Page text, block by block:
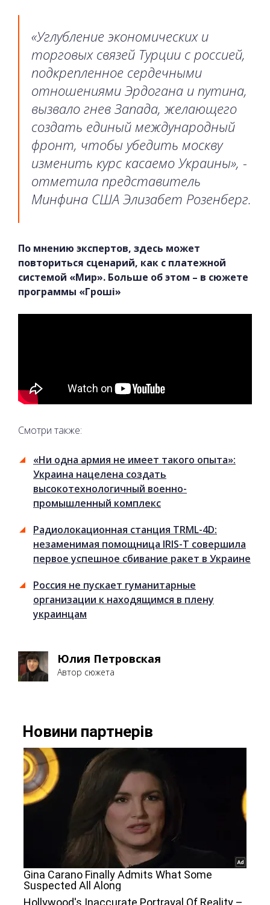
«Углубление экономических и
торговых связей Турции с россией,
подкрепленное сердечными
отношениями Эрдогана и путина,
вызвало гнев Запада, желающего
создать единый международный
фронт, чтобы убедить москву
изменить курс касаемо Украины», -
отметила представитель
Минфина США Элизабет Розенберг.
По мнению экспертов, здесь может
повториться сценарий, как с платежной
системой «Мир». Больше об этом – в сюжете
программы «Гроші»
Смотри также:
«Ни одна армия не имеет такого опыта»:
Украина нацелена создать
высокотехнологичный военно-
промышленный комплекс
Радиолокационная станция TRML-4D:
незаменимая помощница IRIS-T совершила
первое успешное сбивание ракет в Украине
Россия не пускает гуманитарные
организации к находящимся в плену
украинцам
Юлия Петровская
Автор сюжета